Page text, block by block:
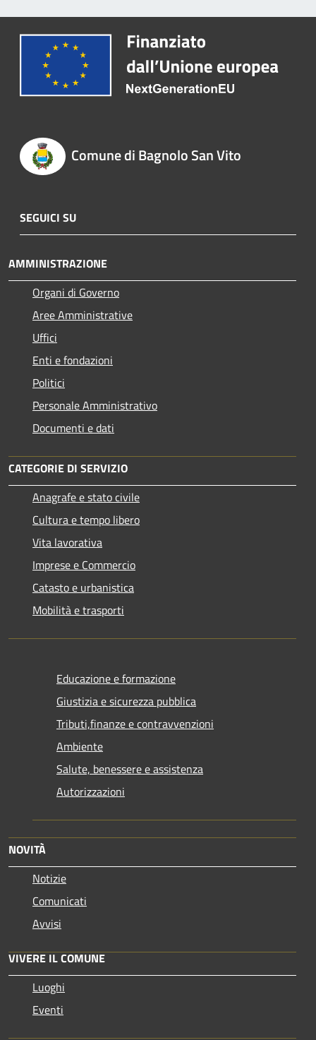
Comune di Bagnolo San Vito
SEGUICI SU
AMMINISTRAZIONE
Organi di Governo
Aree Amministrative
Uffici
Enti e fondazioni
Politici
Personale Amministrativo
Documenti e dati
CATEGORIE DI SERVIZIO
Anagrafe e stato civile
Cultura e tempo libero
Vita lavorativa
Imprese e Commercio
Catasto e urbanistica
Mobilità e trasporti
Educazione e formazione
Giustizia e sicurezza pubblica
Tributi,finanze e contravvenzioni
Ambiente
Salute, benessere e assistenza
Autorizzazioni
NOVITÀ
Notizie
Comunicati
Avvisi
VIVERE IL COMUNE
Luoghi
Eventi